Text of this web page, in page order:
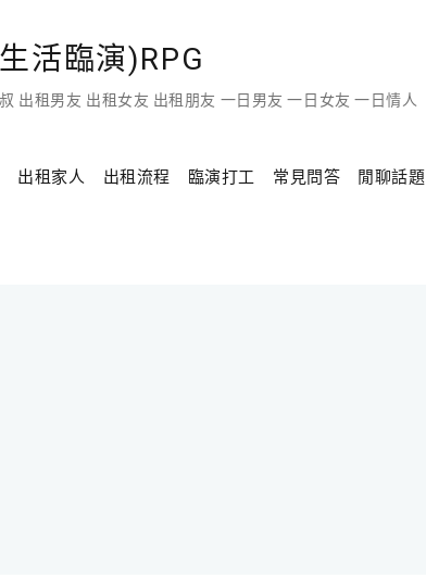
活臨演)RPG
出租男友 出租女友 出租朋友 一日男友 一日女友 一日情人
出租家人 出租流程 臨演打工 常見問答 閒聊話題